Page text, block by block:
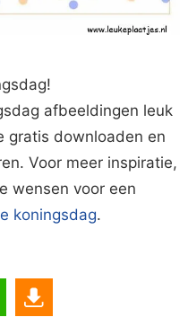
afbeeldingen leuk
gratis downloaden en
Voor meer inspiratie,
wensen voor een
koningsdag.